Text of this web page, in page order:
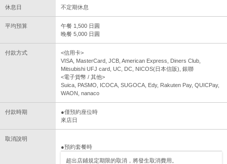
休息日 不定期休息
平均預算
午餐 1,500 日圓
晚餐 5,000 日圓
付款方式
<信用卡>
VISA, MasterCard, JCB, American Express, Diners Club,
Mitsubishi UFJ card, UC, DC, NICOS(日本信販), 銀聯
<電子貨幣 / 其他>
Suica, PASMO, ICOCA, SUGOCA, Edy, Rakuten Pay, QUICPay,
WAON, nanaco
付款時期
●僅預約座位時
來店日
取消說明
●預約套餐時
超出店鋪規定期限的取消，將發生取消費用。